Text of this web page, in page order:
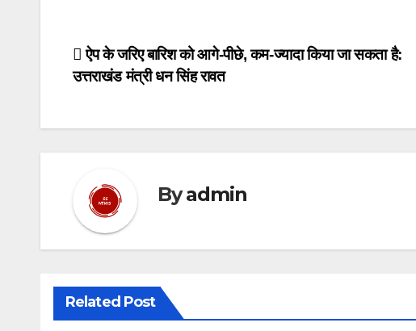
Post
navigation
ऐप के जरिए बारिश को आगे-पीछे, कम-ज्यादा किया जा सकता है:
उत्तराखंड मंत्री धन सिंह रावत
Byadmin
Related Post